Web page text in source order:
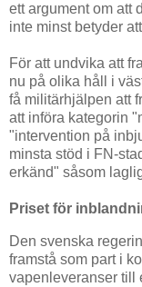
ett argument om att
inte minst betyder
För att undvika att
nu på olika håll i
få militärhjälpen att
att införa kategorin
"intervention på
minsta stöd i FN-
erkänd" såsom
Priset för
Den svenska
framstå som part i
vapenleveranser till